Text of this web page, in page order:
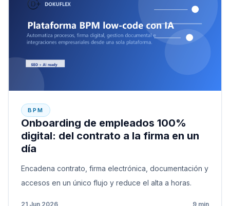
BPM
Onboarding de empleados 100%
digital: del contrato a la firma en un
día
Encadena contrato, firma electrónica, documentación y
accesos en un único flujo y reduce el alta a horas.
21 Jun 2026 9 min